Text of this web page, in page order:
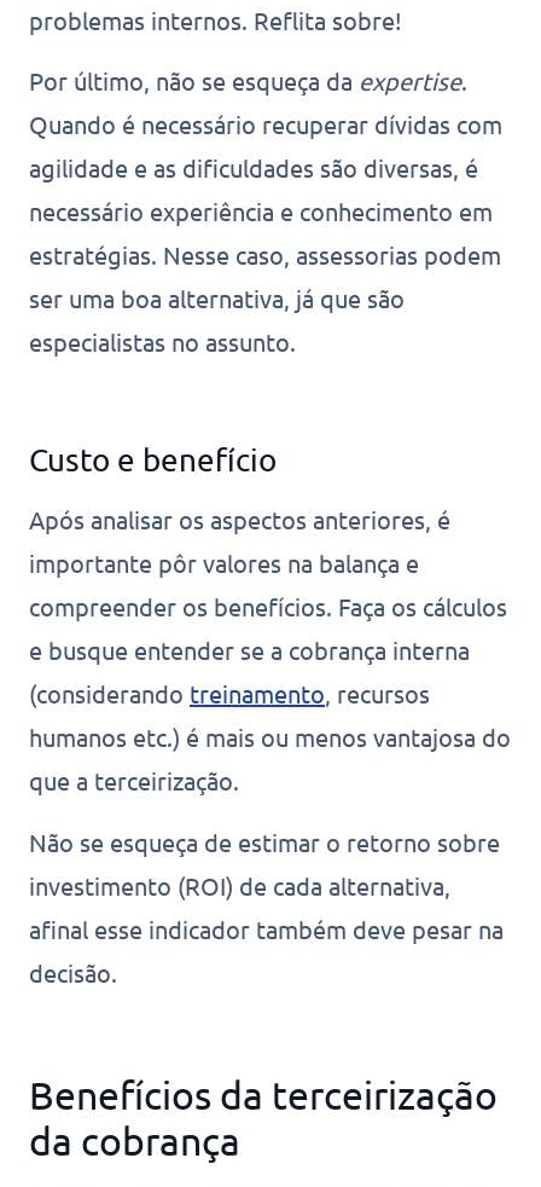
problemas internos. Reflita sobre!
Por último, não se esqueça da expertise.
Quando é necessário recuperar dívidas com
agilidade e as dificuldades são diversas, é
necessário experiência e conhecimento em
estratégias. Nesse caso, assessorias podem
ser uma boa alternativa, já que são
especialistas no assunto.
Custo e benefício
Após analisar os aspectos anteriores, é
importante pôr valores na balança e
compreender os benefícios. Faça os cálculos
e busque entender se a cobrança interna
(considerando treinamento, recursos
humanos etc.) é mais ou menos vantajosa do
que a terceirização.
Não se esqueça de estimar o retorno sobre
investimento (ROI) de cada alternativa,
afinal esse indicador também deve pesar na
decisão.
Benefícios da terceirização
da cobrança